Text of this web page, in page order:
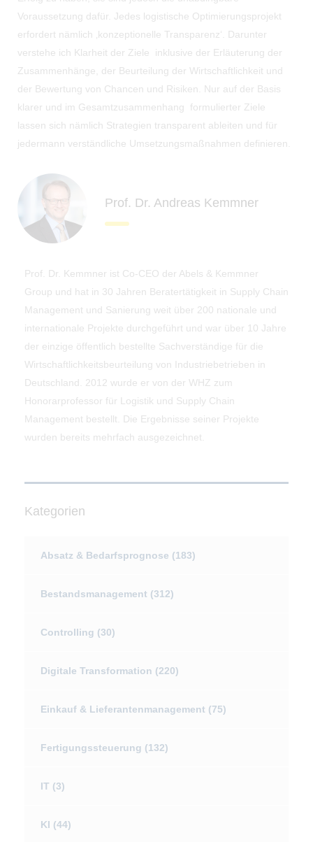
Voraussetzung dafür. Jedes logistische Optimierungsprojekt
erfordert nämlich ‚konzeptionelle Transparenz‘. Darunter
verstehe ich Klarheit der Ziele inklusive der Erläuterung der
Zusammenhänge, der Beurteilung der Wirtschaftlichkeit und
der Bewertung von Chancen und Risiken. Nur auf der Basis
klarer und im Gesamtzusammenhang formulierter Ziele
lassen sich nämlich Strategien transparent ableiten und für
jedermann verständliche Umsetzungsmaßnahmen definieren.
Prof. Dr. Andreas Kemmner
Prof. Dr. Kemmner ist Co-CEO der Abels & Kemmner
Group und hat in 30 Jahren Beratertätigkeit in Supply Chain
Management und Sanierung weit über 200 nationale und
internationale Projekte durchgeführt und war über 10 Jahre
der einzige öffentlich bestellte Sachverständige für die
Wirtschaftlichkeitsbeurteilung von Industriebetrieben in
Deutschland. 2012 wurde er von der WHZ zum
Honorarprofessor für Logistik und Supply Chain
Management bestellt. Die Ergebnisse seiner Projekte
wurden bereits mehrfach ausgezeichnet.
Kategorien
Absatz & Bedarfsprognose (183)
Bestandsmanagement (312)
Controlling (30)
Digitale Transformation (220)
Einkauf & Lieferantenmanagement (75)
Fertigungssteuerung (132)
IT (3)
KI (44)